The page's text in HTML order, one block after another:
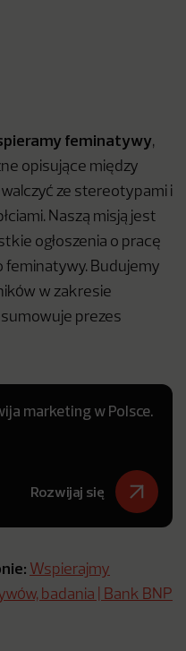
feminatywy,
opisujące między
ze stereotypami i
Naszą misją jest
ogłoszenia o pracę
feminatywy. Budujemy
w zakresie
prezes
marketing w Polsce.
Rozwijaj się
Wspierajmy
badania | Bank BNP